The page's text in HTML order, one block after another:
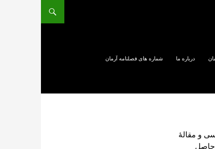
درباره ما شماره های فصلنامه آرمان
و مقالۀ
حاصل